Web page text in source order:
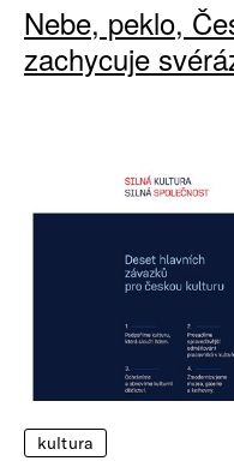
Nebe, peklo,
zachycuje
kultura